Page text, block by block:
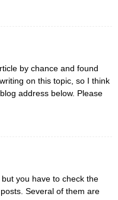
by chance and found
on this topic, so I think
address below. Please
you have to check the
Several of them are